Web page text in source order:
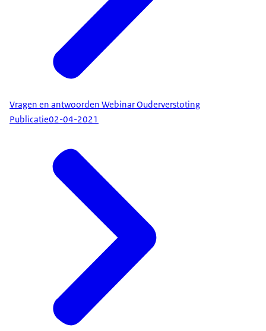
Vragen en antwoorden Webinar Ouderverstoting
Publicatie02-04-2021